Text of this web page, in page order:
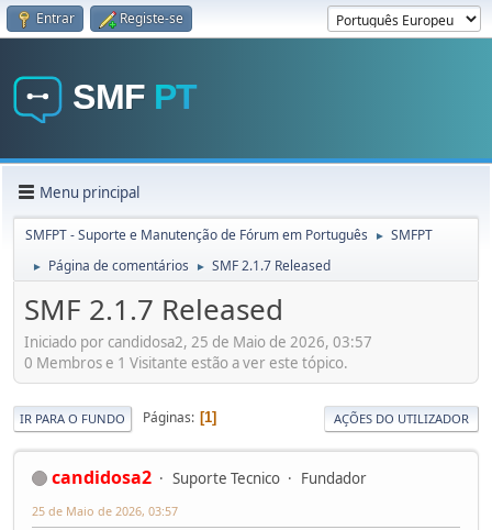
Entrar Registe-se
Menu principal
SMFPT - Suporte e Manutenção de Fórum em Português ► SMFPT
► Página de comentários ► SMF 2.1.7 Released
SMF 2.1.7 Released
Iniciado por candidosa2, 25 de Maio de 2026, 03:57
0 Membros e 1 Visitante estão a ver este tópico.
IR PARA O FUNDO Páginas 1 AÇÕES DO UTILIZADOR
candidosa2 Suporte Tecnico Fundador
25 de Maio de 2026, 03:57